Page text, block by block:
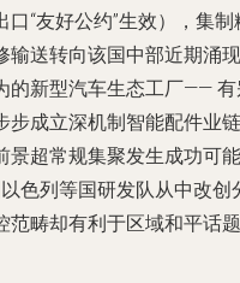
“友好公约”生效），集制
输送转向该国中部近期涌现
的新型汽车生态工厂——
步成立深机制智能配件业链
景超常规集聚发生成功可能
色列等国研发队从中改创
范畴却有利于区域和平话题